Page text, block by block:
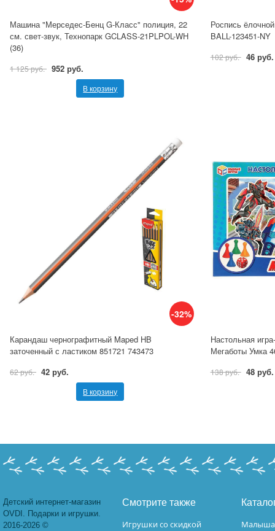
Машина "Мерседес-Бенц G-Класс" полиция, 22
см. свет-звук, Технопарк GCLASS-21PLPOL-WH
(36)
1 125 руб. 952 руб.
В корзину
Роспись
BALL-123451-NY
102 руб. 46 руб.
-32%
Карандаш чернографитный Maped HB
заточенный с ластиком 851721 743473
62 руб. 42 руб.
В корзину
Настольная
Мегаботы Умка
138 руб. 48 руб.
Детский интернет-магазин
OVDI. Подарки и игрушки.
2016-2026 ©
Смотрите также
Игрушки со скидкой